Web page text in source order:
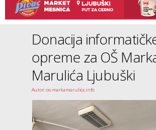
Donacija
opreme za OŠ
Marulića Ljubuški
Autor: os-markamarulica.info